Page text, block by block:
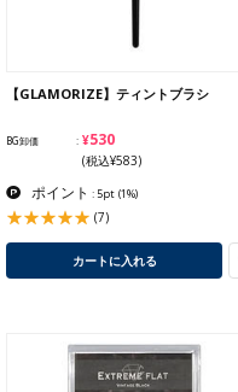
【GLAMORIZE】ティントブラシ
BG卸価 ¥530
(税込¥583)
ポイント : 5pt (1%)
(7)
カートに入れる